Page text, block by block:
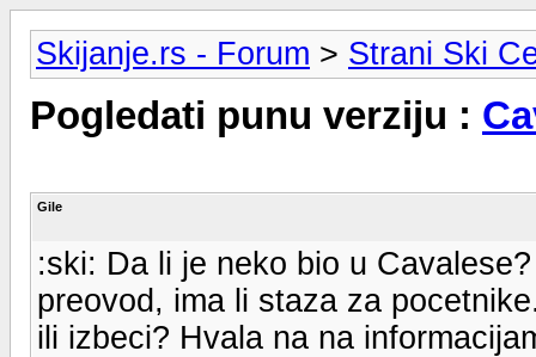
Skijanje.rs - Forum > Strani Ski
Pogledati punu verziju :
Gile
:ski: Da li je neko bio u
preovod, ima li staza za
ili izbeci? Hvala na na